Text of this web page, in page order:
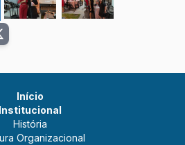
Início
Institucional
História
Organizacional